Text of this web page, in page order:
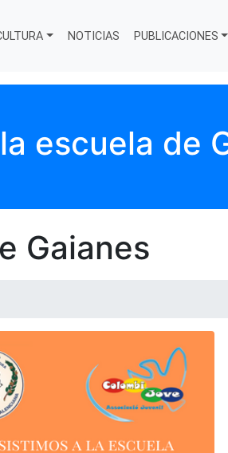
NOTICIAS PUBLICACIONES
escuela de
Gaianes